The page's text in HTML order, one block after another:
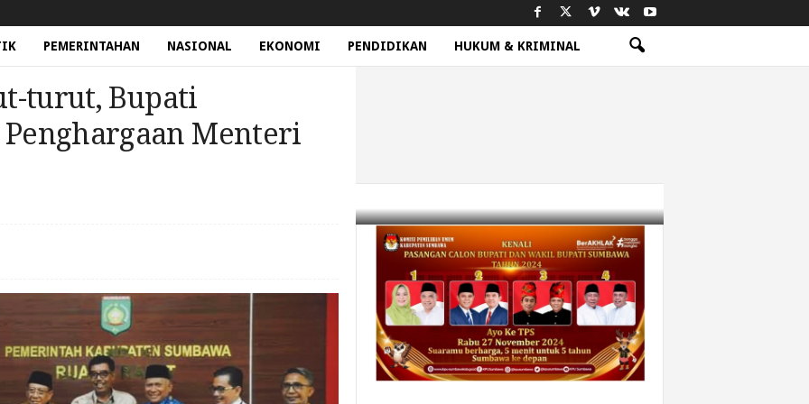
PEMERINTAHAN NASIONAL EKONOMI PENDIDIKAN HUKUM & KRIMINAL
Bupati Sumbawa Terima Penghargaan Menteri Keuangan
turut, Bupati
Menteri